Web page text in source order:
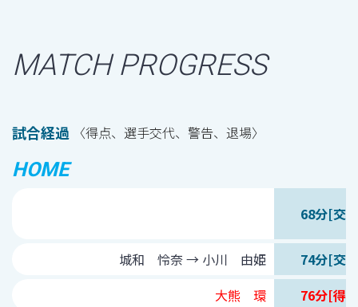
MATCH PROGRESS
試合経過 〈得点、選手交代、警告、退場〉
HOME
68分[交
城和 怜奈 → 小川 由姫
74分[交
大熊 環
76分[得